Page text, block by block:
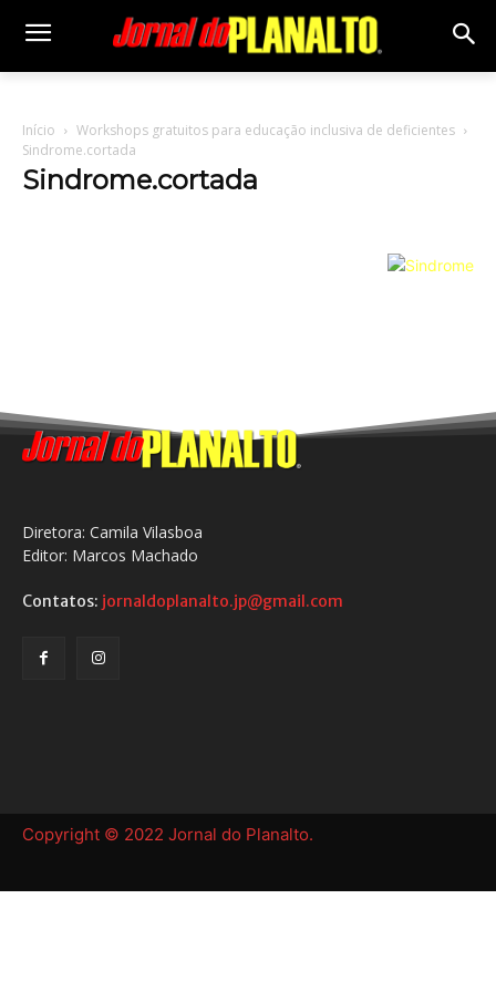
Início
Workshops gratuitos para educação inclusiva de deficientes
Sindrome.cortada
Sindrome.cortada
Diretora: Camila Vilasboa
Editor: Marcos Machado
Contatos: jornaldoplanalto.jp@gmail.com
Copyright © 2022 Jornal do Planalto.